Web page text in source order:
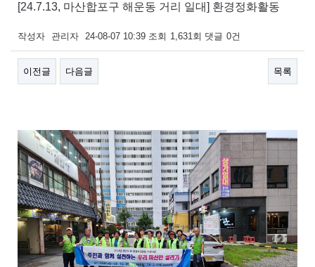
[24.7.13, 마산합포구 해운동 거리 일대] 환경정화활동
작성자 관리자 24-08-07 10:39 조회 1,631회 댓글 0건
이전글 다음글 목록